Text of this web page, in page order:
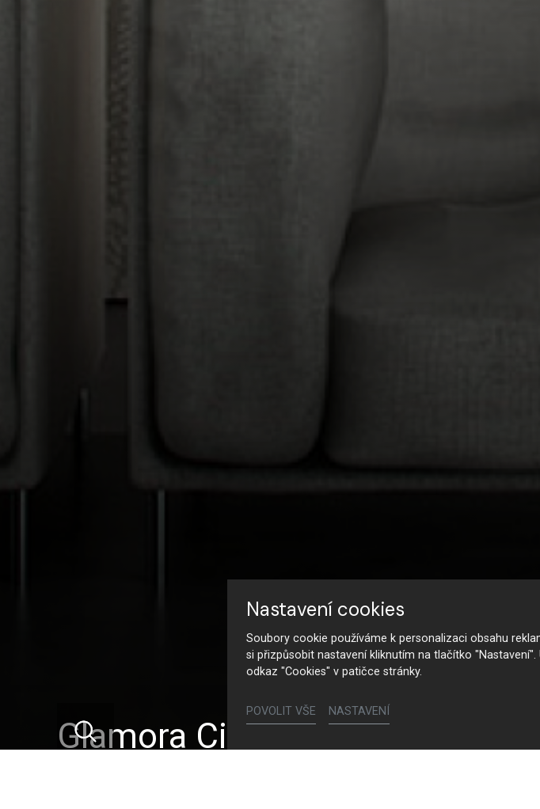
Glamora Cinnamon
Nastavení cookies
Soubory cookie používáme k personalizaci obsahu
si přizpůsobit nastavení kliknutím na tlačítko
odkaz "Cookies" v patičce stránky.
POVOLIT VŠE NASTAVENÍ